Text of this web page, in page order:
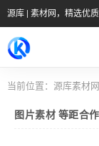
源库 | 素材网，精选优
当前位置： 源库素材网
图片素材 等距合